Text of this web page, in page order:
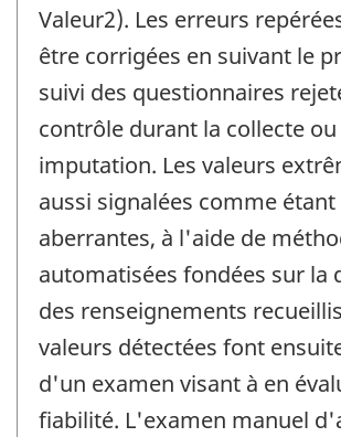
Valeur2). Les erreurs
être corrigées en suivant le
suivi des questionnaires
contrôle durant la collecte
imputation. Les valeurs
aussi signalées comme
aberrantes, à l'aide de
automatisées fondées sur la
des renseignements
valeurs détectées font
d'un examen visant à en
fiabilité. L'examen manuel